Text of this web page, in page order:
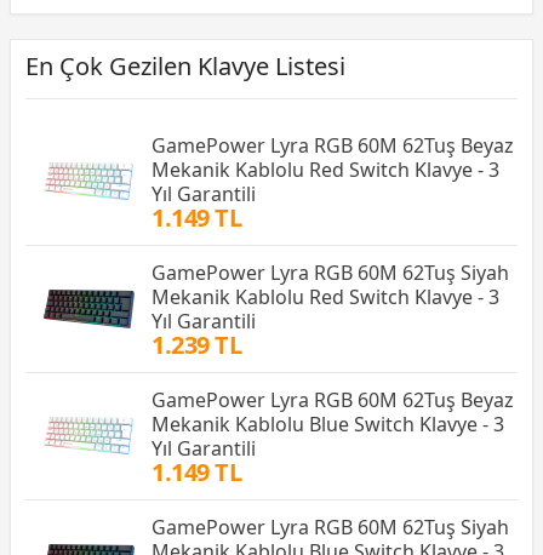
En Çok Gezilen Klavye Listesi
GamePower Lyra RGB 60M 62Tuş Beyaz
Mekanik Kablolu Red Switch Klavye - 3
Yıl Garantili
1.149 TL
GamePower Lyra RGB 60M 62Tuş Siyah
Mekanik Kablolu Red Switch Klavye - 3
Yıl Garantili
1.239 TL
GamePower Lyra RGB 60M 62Tuş Beyaz
Mekanik Kablolu Blue Switch Klavye - 3
Yıl Garantili
1.149 TL
GamePower Lyra RGB 60M 62Tuş Siyah